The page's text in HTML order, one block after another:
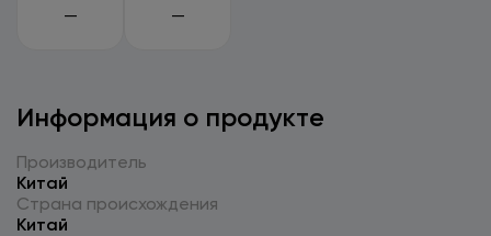
— —
Информация о продукте
Производитель
Китай
Страна происхождения
Китай